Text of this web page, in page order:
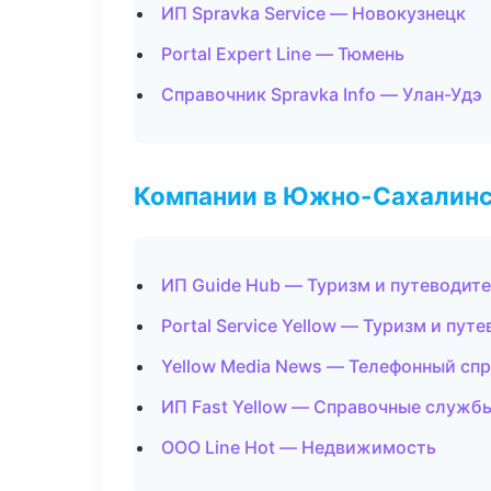
ИП Spravka Service — Новокузнецк
Portal Expert Line — Тюмень
Справочник Spravka Info — Улан-Удэ
Компании в Южно-
ИП Guide Hub — Туризм и
Portal Service Yellow — Туризм и
Yellow Media News — Телефонный
ИП Fast Yellow — Справочные
ООО Line Hot — Недвижимость